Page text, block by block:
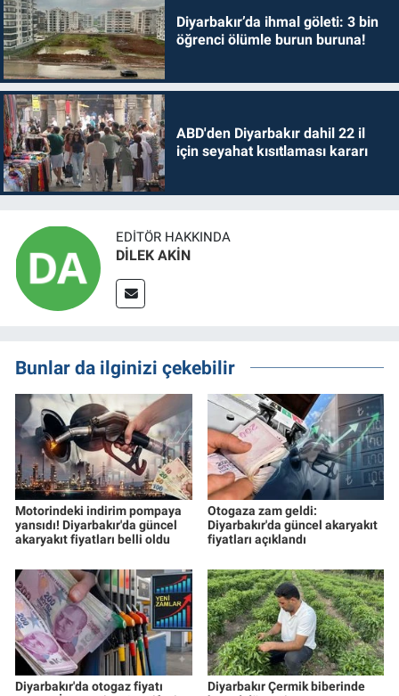
Diyarbakır’da ihmal göleti: 3 bin
öğrenci ölümle burun buruna!
ABD'den Diyarbakır dahil 22 il
için seyahat kısıtlaması kararı
EDITÖR HAKKINDA
DİLEK AKİN
Bunlar da ilginizi çekebilir
Motorindeki indirim pompaya
yansıdı! Diyarbakır'da güncel
akaryakıt fiyatları belli oldu
Otogaza zam geldi:
Diyarbakır'da güncel akaryakıt
fiyatları açıklandı
Diyarbakır'da otogaz fiyatı
Diyarbakır Çermik biberinde